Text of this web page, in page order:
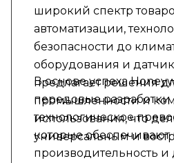
широкий спектр
автоматизации,
безопасности до
оборудования и
предлагает решения
промышленности и
использования, что
универсальным и
В основе успеха
передовые разработки
технологическое
которые
производительность и